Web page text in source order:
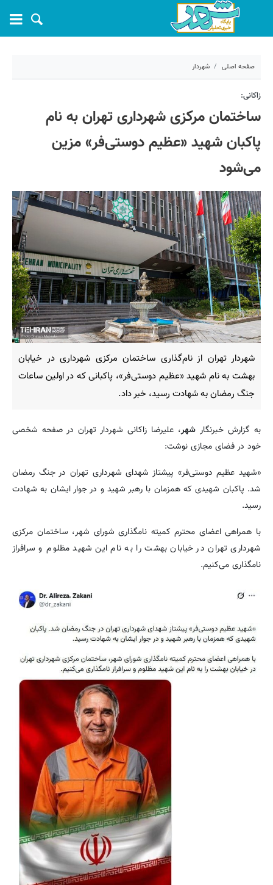
صفحه اصلی شهردار
۱۳ اردیبهشت ۱۴۰۵ - ۱۱:۵۴
کد مطلب:80349
زاکانی:
ساختمان مرکزی شهرداری تهران به نام
پاکبان شهید «عظیم دوستی‌فر» مزین
می‌شود
شهردار تهران از نام‌گذاری ساختمان مرکزی شهرداری در خیابان
بهشت به نام شهید «عظیم دوستی‌فر»، پاکبانی که در اولین ساعات
جنگ رمضان به شهادت رسید، خبر داد.
به گزارش خبرنگار شهر، علیرضا زاکانی شهردار تهران در صفحه شخصی
خود در فضای مجازی نوشت:
«شهید عظیم دوستی‌فر» پیشتاز شهدای شهرداری تهران در جنگ رمضان
شد. پاکبان شهیدی که همزمان با رهبر شهید و در جوار ایشان به شهادت
رسید.
با همراهی اعضای محترم کمیته نامگذاری شورای شهر، ساختمان مرکزی
شهرداری تهران در خیابان بهشت را به نام این شهید مظلوم و سرافراز
نامگذاری می‌کنیم.